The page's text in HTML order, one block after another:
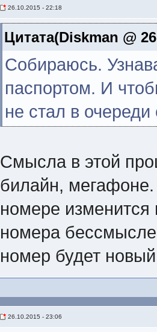
26.10.2015 - 22:18
Цитата(Diskman @
Собираюсь.
паспортом. И
не стал в
Смысла в этой
билайн, мегафоне.
номере изменится
номера
номер будет
26.10.2015 - 23:06